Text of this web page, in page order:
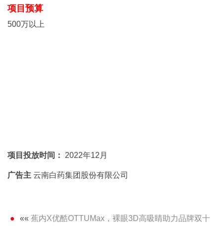
项目预算
500万以上
项目投放时间： 2022年12月
广告主 云南白药集团股份有限公司
«« 蕉内X优酷OTTUMax，裸眼3D高吸睛助力品牌双十